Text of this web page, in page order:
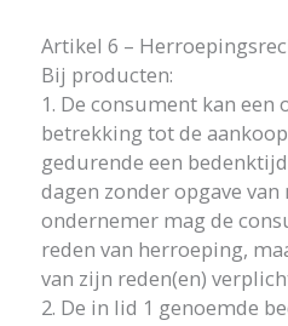
Artikel 6 –
Bij producten:
1. De consument kan
betrekking tot de
gedurende een
dagen zonder opgave
ondernemer mag de
reden van herroeping,
van zijn reden(en)
2. De in lid 1 genoemde